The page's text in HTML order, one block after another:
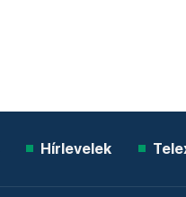
Hírlevelek